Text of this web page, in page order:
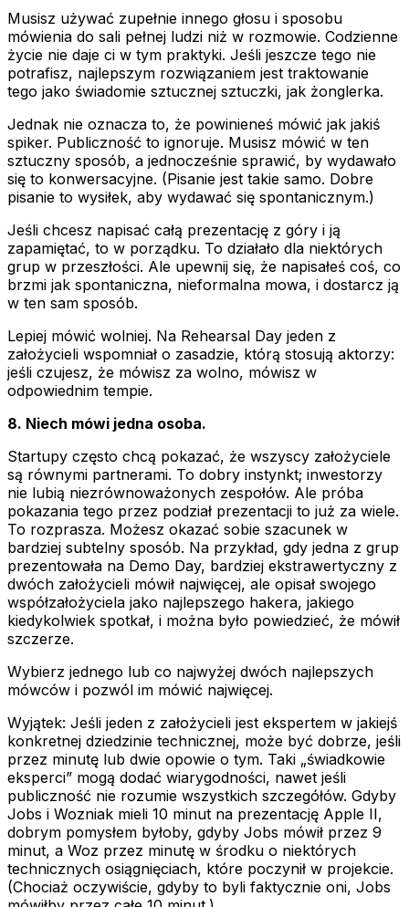
Musisz używać zupełnie innego głosu i sposobu
mówienia do sali pełnej ludzi niż w rozmowie. Codzienne
życie nie daje ci w tym praktyki. Jeśli jeszcze tego nie
potrafisz, najlepszym rozwiązaniem jest traktowanie
tego jako świadomie sztucznej sztuczki, jak żonglerka.
Jednak nie oznacza to, że powinieneś mówić jak jakiś
spiker. Publiczność to ignoruje. Musisz mówić w ten
sztuczny sposób, a jednocześnie sprawić, by wydawało
się to konwersacyjne. (Pisanie jest takie samo. Dobre
pisanie to wysiłek, aby wydawać się spontanicznym.)
Jeśli chcesz napisać całą prezentację z góry i ją
zapamiętać, to w porządku. To działało dla niektórych
grup w przeszłości. Ale upewnij się, że napisałeś coś, co
brzmi jak spontaniczna, nieformalna mowa, i dostarcz ją
w ten sam sposób.
Lepiej mówić wolniej. Na Rehearsal Day jeden z
założycieli wspomniał o zasadzie, którą stosują aktorzy:
jeśli czujesz, że mówisz za wolno, mówisz w
odpowiednim tempie.
8. Niech mówi jedna osoba.
Startupy często chcą pokazać, że wszyscy założyciele
są równymi partnerami. To dobry instynkt; inwestorzy
nie lubią niezrównoważonych zespołów. Ale próba
pokazania tego przez podział prezentacji to już za wiele.
To rozprasza. Możesz okazać sobie szacunek w
bardziej subtelny sposób. Na przykład, gdy jedna z grup
prezentowała na Demo Day, bardziej ekstrawertyczny z
dwóch założycieli mówił najwięcej, ale opisał swojego
współzałożyciela jako najlepszego hakera, jakiego
kiedykolwiek spotkał, i można było powiedzieć, że mówił
szczerze.
Wybierz jednego lub co najwyżej dwóch najlepszych
mówców i pozwól im mówić najwięcej.
Wyjątek: Jeśli jeden z założycieli jest ekspertem w jakiejś
konkretnej dziedzinie technicznej, może być dobrze, jeśli
przez minutę lub dwie opowie o tym. Taki „świadkowie
eksperci” mogą dodać wiarygodności, nawet jeśli
publiczność nie rozumie wszystkich szczegółów. Gdyby
Jobs i Wozniak mieli 10 minut na prezentację Apple II,
dobrym pomysłem byłoby, gdyby Jobs mówił przez 9
minut, a Woz przez minutę w środku o niektórych
technicznych osiągnięciach, które poczynił w projekcie.
(Chociaż oczywiście, gdyby to byli faktycznie oni, Jobs